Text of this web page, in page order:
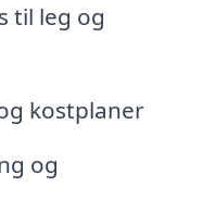
til leg og
kostplaner
og